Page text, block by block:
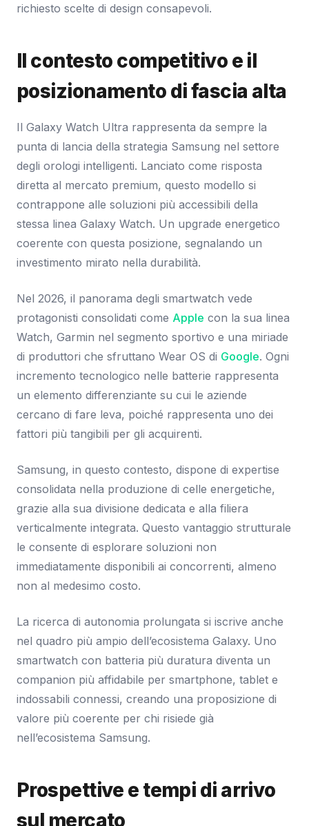
richiesto scelte di design consapevoli.
Il contesto competitivo e il
posizionamento di fascia alta
Il Galaxy Watch Ultra rappresenta da sempre la
punta di lancia della strategia Samsung nel settore
degli orologi intelligenti. Lanciato come risposta
diretta al mercato premium, questo modello si
contrappone alle soluzioni più accessibili della
stessa linea Galaxy Watch. Un upgrade energetico
coerente con questa posizione, segnalando un
investimento mirato nella durabilità.
Nel 2026, il panorama degli smartwatch vede
protagonisti consolidati come Apple con la sua linea
Watch, Garmin nel segmento sportivo e una miriade
di produttori che sfruttano Wear OS di Google. Ogni
incremento tecnologico nelle batterie rappresenta
un elemento differenziante su cui le aziende
cercano di fare leva, poiché rappresenta uno dei
fattori più tangibili per gli acquirenti.
Samsung, in questo contesto, dispone di expertise
consolidata nella produzione di celle energetiche,
grazie alla sua divisione dedicata e alla filiera
verticalmente integrata. Questo vantaggio strutturale
le consente di esplorare soluzioni non
immediatamente disponibili ai concorrenti, almeno
non al medesimo costo.
La ricerca di autonomia prolungata si iscrive anche
nel quadro più ampio dell’ecosistema Galaxy. Uno
smartwatch con batteria più duratura diventa un
companion più affidabile per smartphone, tablet e
indossabili connessi, creando una proposizione di
valore più coerente per chi risiede già
nell’ecosistema Samsung.
Prospettive e tempi di arrivo
sul mercato